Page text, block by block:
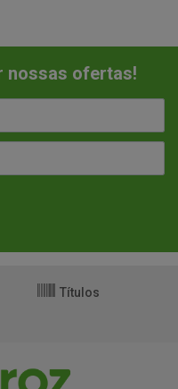
nossas ofertas!
Títulos